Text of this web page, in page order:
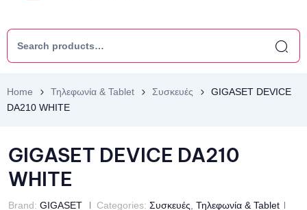
Home Τηλεφωνία & Tablet Συσκευές
GIGASET DEVICE
DA210 WHITE
GIGASET DEVICE DA210
WHITE
Brand: GIGASET Categories: Συσκευές Τηλεφωνία & Tablet